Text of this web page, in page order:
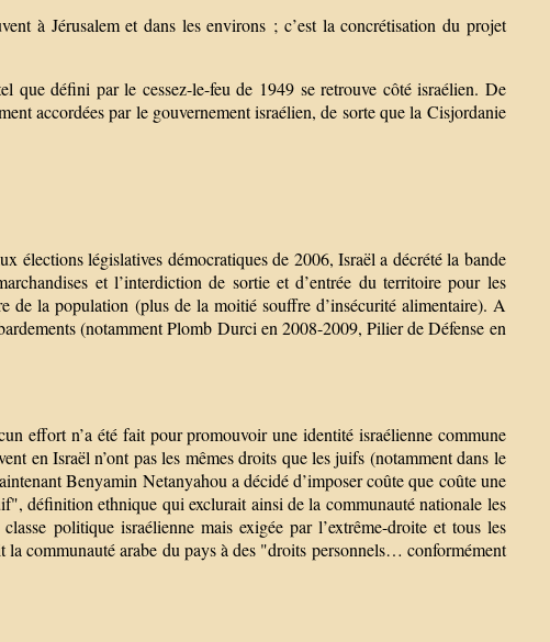
à Jérusalem et dans les environs ; c’est la concrétisation du projet
défini par le cessez-le-feu de 1949 se retrouve côté israélien. De
accordées par le gouvernement israélien, de sorte que la Cisjordanie
élections législatives démocratiques de 2006, Israël a décrété la bande
et l’interdiction de sortie et d’entrée du territoire pour les
de la population (plus de la moitié souffre d’insécurité alimentaire). A
(notamment Plomb Durci en 2008-2009, Pilier de Défense en
effort n’a été fait pour promouvoir une identité israélienne commune
en Israël n’ont pas les mêmes droits que les juifs (notamment dans le
Benyamin Netanyahou a décidé d’imposer coûte que coûte une
définition ethnique qui exclurait ainsi de la communauté nationale les
politique israélienne mais exigée par l’extrême-droite et tous les
communauté arabe du pays à des "droits personnels… conformément